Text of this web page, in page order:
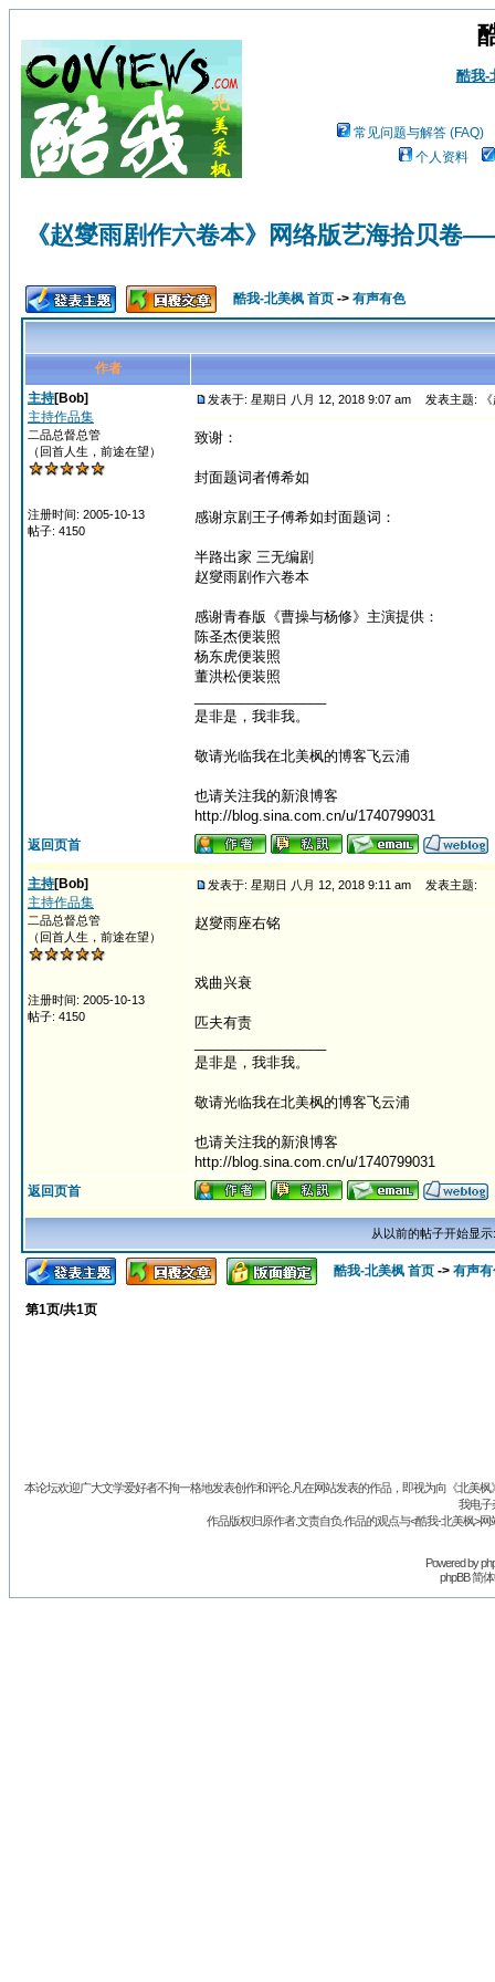
酷我-
常见问题与解答 (FAQ)
个人资料
《赵燮雨剧作六卷本》网络版艺海拾贝卷
酷我-北美枫 首页 -> 有声有色
作者
主持[Bob]
主持作品集
二品总督总管
（回首人生，前途在望）
注册时间: 2005-10-13
帖子: 4150
发表于: 星期日 八月 12, 2018 9:07 am 发表主题:
致谢：
封面题词者傅希如
感谢京剧王子傅希如封面题词：
半路出家 三无编剧
赵燮雨剧作六卷本
感谢青春版《曹操与杨修》主演提供：
陈圣杰便装照
杨东虎便装照
董洪松便装照
是非是，我非我。
敬请光临我在北美枫的博客飞云浦
也请关注我的新浪博客
http://blog.sina.com.cn/u/1740799031
返回页首
主持[Bob]
主持作品集
二品总督总管
（回首人生，前途在望）
注册时间: 2005-10-13
帖子: 4150
发表于: 星期日 八月 12, 2018 9:11 am 发表主题:
赵燮雨座右铭
戏曲兴衰
匹夫有责
是非是，我非我。
敬请光临我在北美枫的博客飞云浦
也请关注我的新浪博客
http://blog.sina.com.cn/u/1740799031
返回页首
从以前的帖子开始显
酷我-北美枫 首页 -> 有声
第1页/共1页
本论坛欢迎广大文学爱好者不拘一格地发表创作和评论.凡在网站发表的作品，即视为向《北美
我电子
作品版权归原作者.文责自负.作品的观点与<酷我-北美枫>
Powered by
phpBB 简